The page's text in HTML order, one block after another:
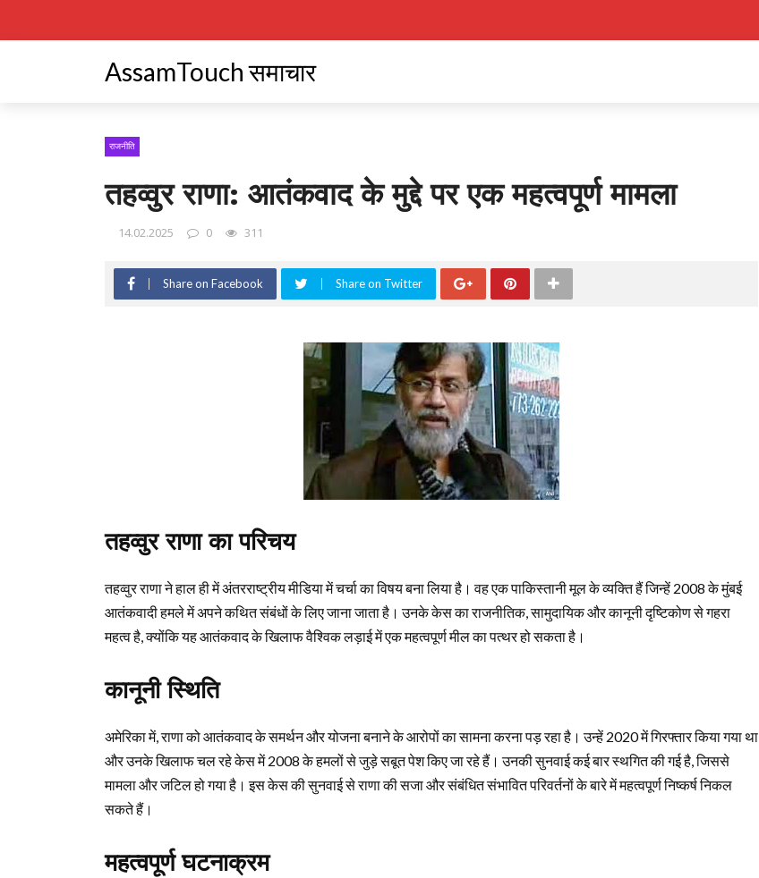
AssamTouch समाचार
राजनीति
तहव्वुर राणा: आतंकवाद के मुद्दे पर एक महत्वपूर्ण मामला
14.02.2025 0 311
Share on Facebook Share on Twitter
तहव्वुर राणा का परिचय
तहव्वुर राणा ने हाल ही में अंतरराष्ट्रीय मीडिया में चर्चा का विषय बना लिया है। वह एक पाकिस्तानी मूल के व्यक्ति हैं जिन्हें 2008 के मुंबई
आतंकवादी हमले में अपने कथित संबंधों के लिए जाना जाता है। उनके केस का राजनीतिक, सामुदायिक और कानूनी दृष्टिकोण से गहरा
महत्व है, क्योंकि यह आतंकवाद के खिलाफ वैश्विक लड़ाई में एक महत्वपूर्ण मील का पत्थर हो सकता है।
कानूनी स्थिति
अमेरिका में, राणा को आतंकवाद के समर्थन और योजना बनाने के आरोपों का सामना करना पड़ रहा है। उन्हें 2020 में गिरफ्तार किया गया था
और उनके खिलाफ चल रहे केस में 2008 के हमलों से जुड़े सबूत पेश किए जा रहे हैं। उनकी सुनवाई कई बार स्थगित की गई है, जिससे
मामला और जटिल हो गया है। इस केस की सुनवाई से राणा की सजा और संबंधित संभावित परिवर्तनों के बारे में महत्वपूर्ण निष्कर्ष निकल
सकते हैं।
महत्वपूर्ण घटनाक्रम